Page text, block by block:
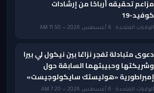
مزاعم تحقيقه أرباحًا من إرشادات
كوفيد-19
الولايات المتحدة · 6 أغسطس 2026 — 11:50 AM
دعوى متبادلة تفجر نزاعًا بين نيكول لي بيرا
وشريكتها وحبيبتهما السابقة حول
إمبراطورية «هوليستك سايكولوجيست»
الولايات المتحدة · 6 أغسطس 2026 — 7:20 AM